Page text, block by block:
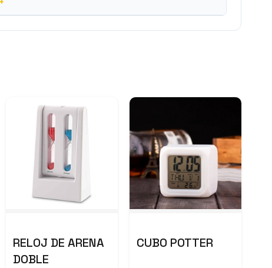
RELOJ DE ARENA
DOBLE
CUBO POTTER